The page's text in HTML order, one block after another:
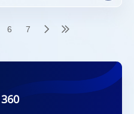
6 7
2026